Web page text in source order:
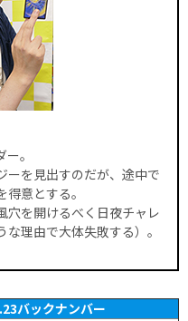
。
ーを見出すのだが、途中で
意とする。
穴を開けるべく日夜チャレ
理由で大体失敗する）。
バックナンバー